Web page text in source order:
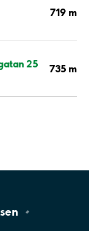
719 m
25 735 m